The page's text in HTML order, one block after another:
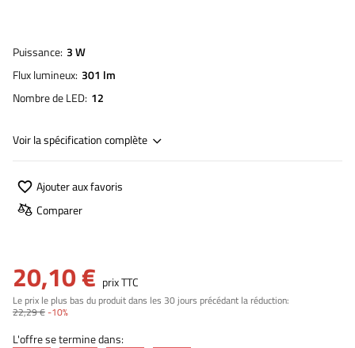
Puissance 3 W
Flux lumineux 301 lm
Nombre de LED 12
Voir la spécification complète
Ajouter aux favoris
Comparer
20,10 € prix TTC
Le prix le plus bas du produit dans les 30 jours précédant la réduction:
22,29 €-10%
L'offre se termine dans: